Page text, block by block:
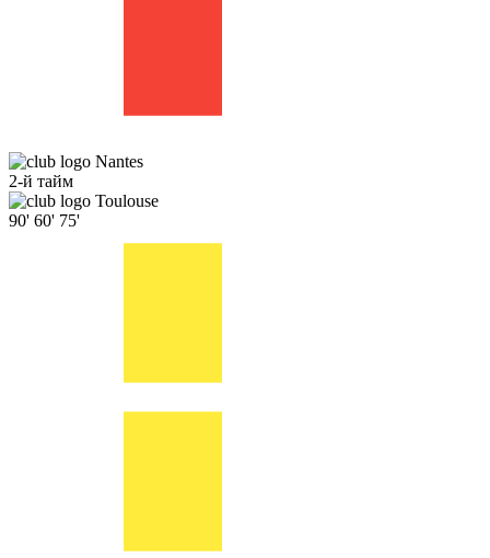
Nantes
2-й тайм
Toulouse
90' 60' 75'